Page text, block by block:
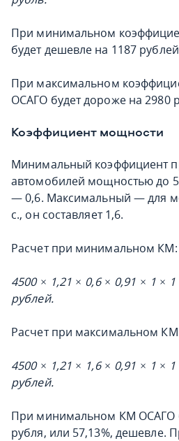
При минимальном
будет дешевле на 1187
При максимальном
ОСАГО будет дороже на 2980
Коэффициент мощности
Минимальный коэффициент
автомобилей мощностью до
— 0,6. Максимальный — для
с., он составляет 1,6.
Расчет при минимальном КМ:
4500 × 1,21 × 0,6 × 0,91 × 1 ×
рублей.
Расчет при максимальном
4500 × 1,21 × 1,6 × 0,91 × 1 ×
рублей.
При минимальном КМ ОСАГО
рубля, или 57,13%, дешевле.